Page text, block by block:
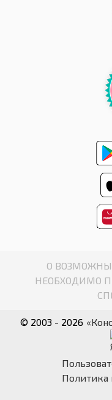
О
НЕОБХОДИМО
© 2003 - 2026
Политика